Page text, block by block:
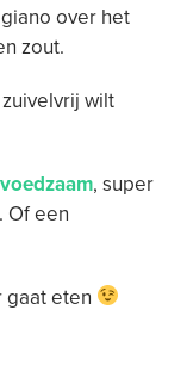
over het
zout.
wilt
voedzaam, super
Of een
eten